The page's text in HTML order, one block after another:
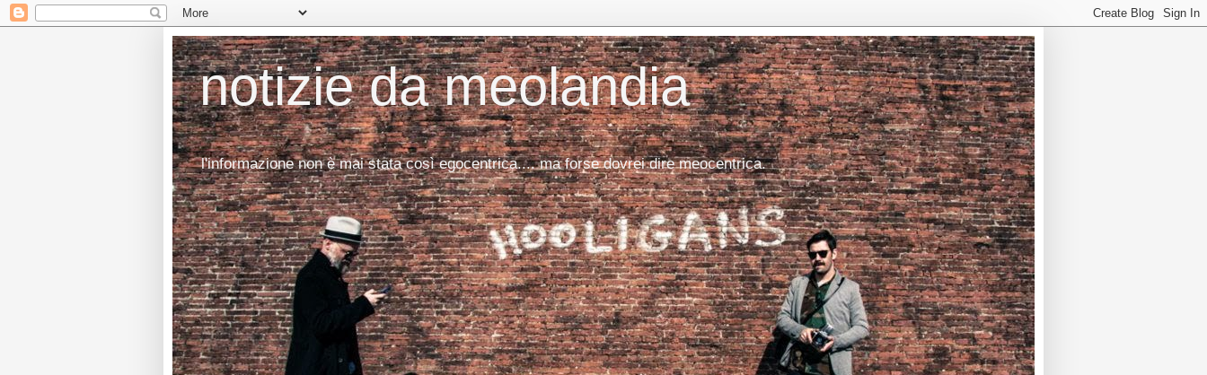
notizie da meolandia
l'informazione non è mai stata così egocentrica.... ma forse dovrei dire meocentrica.